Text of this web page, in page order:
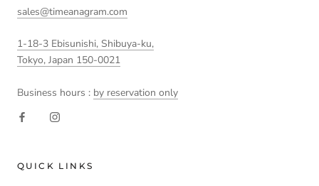
sales@timeanagram.com
1-18-3 Ebisunishi, Shibuya-ku,
Tokyo, Japan 150-0021
Business hours : by reservation only
QUICK LINKS